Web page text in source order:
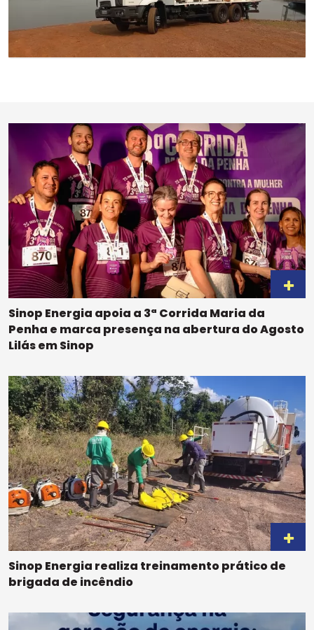
Sinop Energia apoia a 3ª Corrida Maria da
Penha e marca presença na abertura do Agosto
Lilás em Sinop
Sinop Energia realiza treinamento prático de
brigada de incêndio